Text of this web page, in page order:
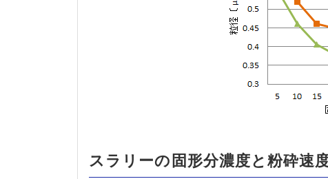
スラリーの固形分濃度と粉砕速